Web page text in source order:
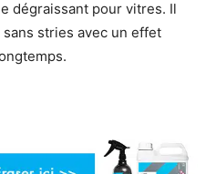
dégraissant pour vitres. Il
stries avec un effet